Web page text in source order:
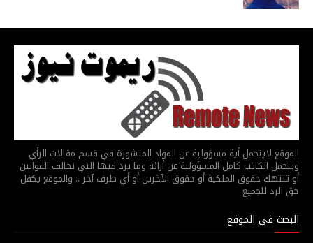
الموقع لايتحمل أية مسؤولية عن المواد المنشورة في قسم مقالات الرأي
ويتحمل الكاتب كامل المسؤولية عن أرائه وما يرد فيها التي تخالف القوانين
أو تنتهك حقوق الملكية أو حقوق الآخرين أو أي طرف آخر .. والموقع يكفل
حق الرد للجميع
البحث في الموقع